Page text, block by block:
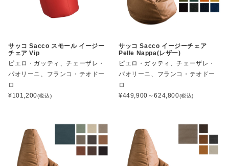
サッコ Sacco スモール イージー
チェア Vip
ピエロ・ガッティ、チェーザレ・
パオリーニ、フランコ・テオドー
ロ
¥101,200(税込)
サッコ Sacco イージーチェア
Pelle Nappa(レザー)
ピエロ・ガッティ、チェーザレ・
パオリーニ、フランコ・テオドー
ロ
¥449,900～624,800(税込)